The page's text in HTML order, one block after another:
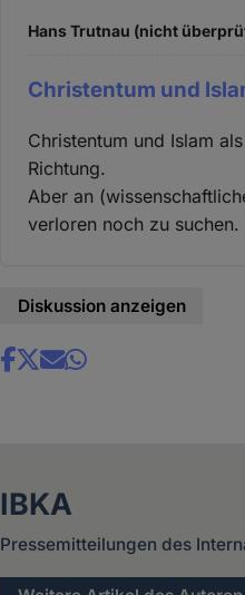
Hans Trutnau (nicht
Christentum und
Christentum und Islam
Richtung.
Aber an
verloren noch zu suchen.
Diskussion anzeigen
Share
IBKA
Pressemitteilungen des